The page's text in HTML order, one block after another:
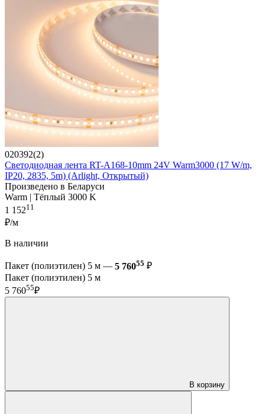
020392(2)
Светодиодная лента RT-A168-10mm 24V Warm3000 (17 W/m,
IP20, 2835, 5m) (Arlight, Открытый)
Произведено в Беларуси
Warm | Тёплый 3000 K
1 15211
₽/м
В наличии
Пакет (полиэтилен) 5 м — 5 76055 ₽
Пакет (полиэтилен) 5 м
5 76055₽
В корзину